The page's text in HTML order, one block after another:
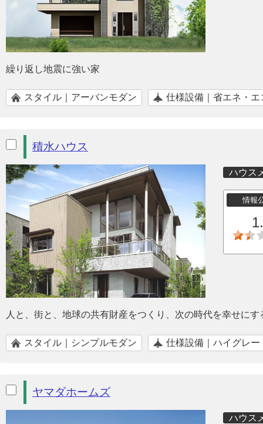
繰り返し地震に強い家
スタイル｜アーバンモダン 仕様設備｜省エネ・エ
積水ハウス
ハウス
情報
人と、街と、地球の共有財産をつくり、次の時代を幸せに
スタイル｜シンプルモダン 仕様設備｜ハイグレー
ヤマダホームズ
ハウス